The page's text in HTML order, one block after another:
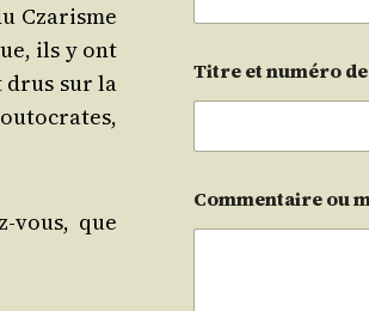
Cza­risme
ils y ont
drus sur la
vous, que
Titre et numéro
Commentaire ou